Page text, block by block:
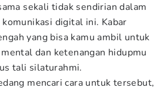
sekali tidak sendirian dalam
digital ini. Kabar
yang bisa kamu ambil untuk
dan ketenangan hidupmu
tali silaturahmi.
mencari cara untuk tersebut,